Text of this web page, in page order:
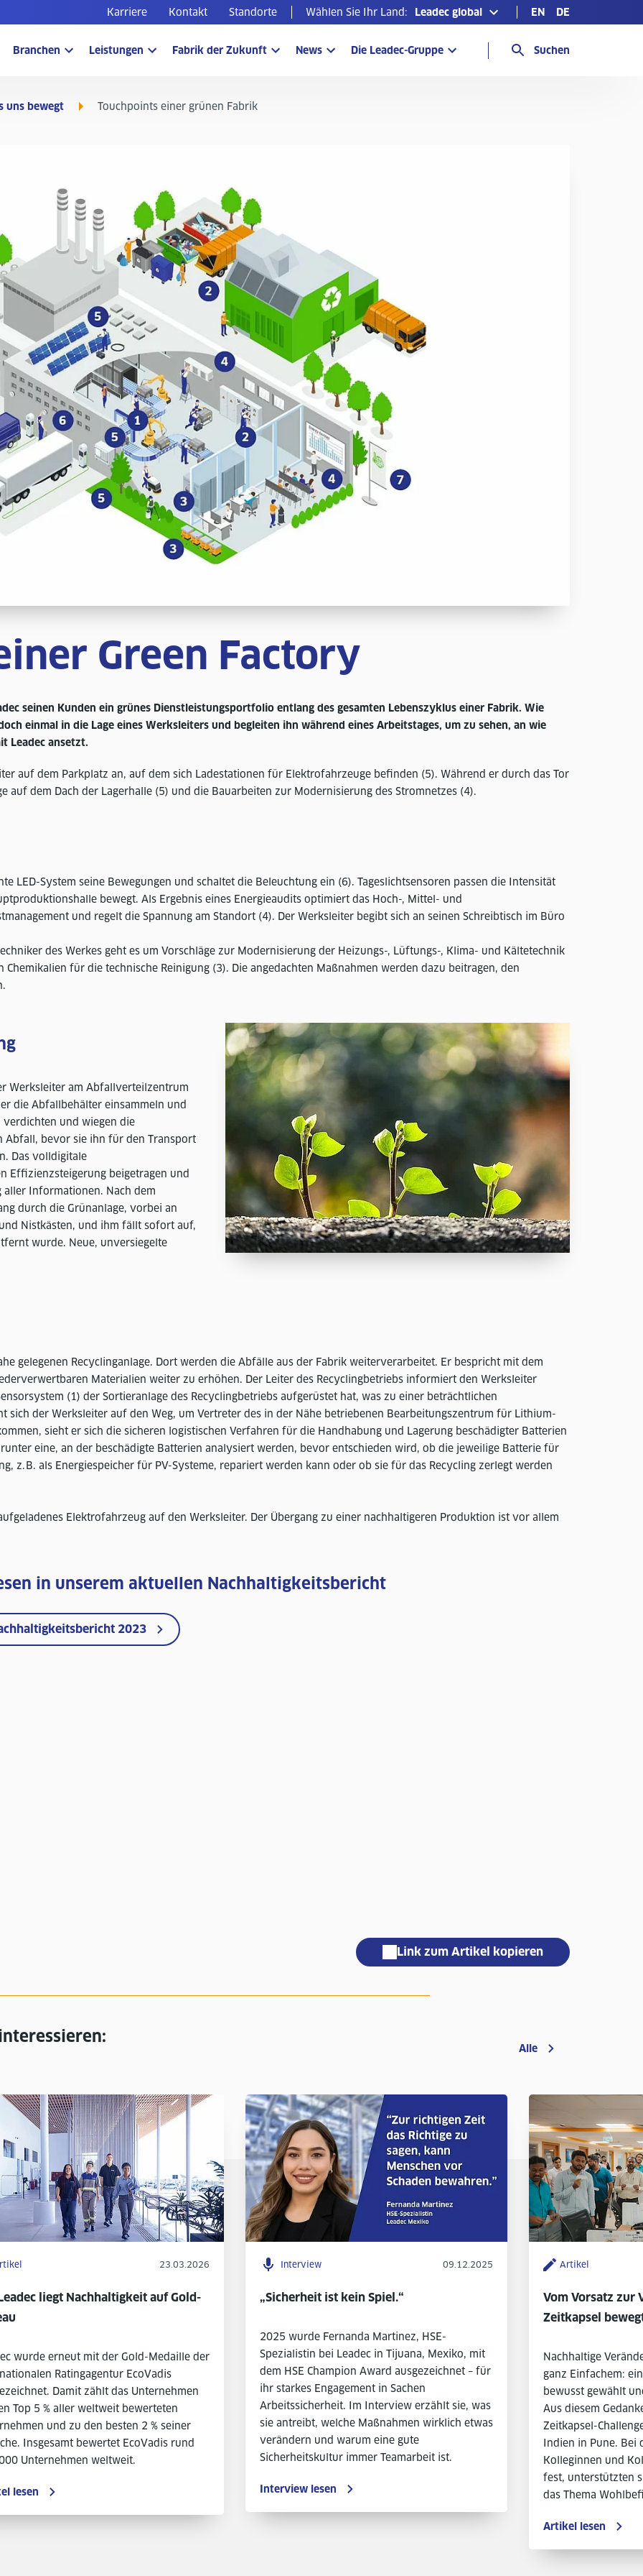
Karriere Kontakt Standorte Wählen Sie Ihr Land: Leadec global EN DE
Branchen Leistungen Fabrik der Zukunft News Die Leadec-Gruppe Suchen
uns bewegt Touchpoints einer grünen Fabrik
Green Factory
seinen Kunden ein grünes Dienstleistungsportfolio entlang des gesamten Lebenszyklus einer Fabrik. Wie
einmal in die Lage eines Werksleiters und begleiten ihn während eines Arbeitstages, um zu sehen, an wie
Leadec ansetzt.
auf dem Parkplatz an, auf dem sich Ladestationen für Elektrofahrzeuge befinden (5). Während er durch das Tor
auf dem Dach der Lagerhalle (5) und die Bauarbeiten zur Modernisierung des Stromnetzes (4).
LED-System seine Bewegungen und schaltet die Beleuchtung ein (6). Tageslichtsensoren passen die Intensität
bewegt. Als Ergebnis eines Energieaudits optimiert das Hoch-, Mittel- und
und regelt die Spannung am Standort (4). Der Werksleiter begibt sich an seinen Schreibtisch im Büro
des Werkes geht es um Vorschläge zur Modernisierung der Heizungs-, Lüftungs-, Klima- und Kältetechnik
für die technische Reinigung (3). Die angedachten Maßnahmen werden dazu beitragen, den
Werksleiter am Abfallverteilzentrum
die Abfallbehälter einsammeln und
und wiegen die
Abfall, bevor sie ihn für den Transport
Das volldigitale
Effizienzsteigerung beigetragen und
Informationen. Nach dem
durch die Grünanlage, vorbei an
Nistkästen, und ihm fällt sofort auf,
wurde. Neue, unversiegelte
gelegenen Recyclinganlage. Dort werden die Abfälle aus der Fabrik weiterverarbeitet. Er bespricht mit dem
Materialien weiter zu erhöhen. Der Leiter des Recyclingbetriebs informiert den Werksleiter
(1) der Sortieranlage des Recyclingbetriebs aufgerüstet hat, was zu einer beträchtlichen
sich der Werksleiter auf den Weg, um Vertreter des in der Nähe betriebenen Bearbeitungszentrum für Lithium-
sieht er sich die sicheren logistischen Verfahren für die Handhabung und Lagerung beschädigter Batterien
eine, an der beschädigte Batterien analysiert werden, bevor entschieden wird, ob die jeweilige Batterie für
z. B. als Energiespeicher für PV-Systeme, repariert werden kann oder ob sie für das Recycling zerlegt werden
Elektrofahrzeug auf den Werksleiter. Der Übergang zu einer nachhaltigeren Produktion ist vor allem
in unserem aktuellen Nachhaltigkeitsbericht
2023
Link zum Artikel kopieren
Alle
23.03.2026
liegt Nachhaltigkeit auf Gold-
wurde erneut mit der Gold-Medaille der
Ratingagentur EcoVadis
Damit zählt das Unternehmen
Top 5 % aller weltweit bewerteten
und zu den besten 2 % seiner
Insgesamt bewertet EcoVadis rund
Unternehmen weltweit.
lesen
Interview 09.12.2025
„Sicherheit ist kein Spiel.“
2025 wurde Fernanda Martinez, HSE-
Spezialistin bei Leadec in Tijuana, Mexiko, mit
dem HSE Champion Award ausgezeichnet – für
ihr starkes Engagement in Sachen
Arbeitssicherheit. Im Interview erzählt sie, was
sie antreibt, welche Maßnahmen wirklich etwas
verändern und warum eine gute
Sicherheitskultur immer Teamarbeit ist.
Interview lesen
Artikel
Vom Vorsatz zur
Zeitkapsel
Nachhaltige
ganz Einfachem:
bewusst gewählt
Aus diesem
Zeitkapsel-
Indien in Pune. Bei
Kolleginnen und
fest, unterstützten
das Thema
Artikel lesen